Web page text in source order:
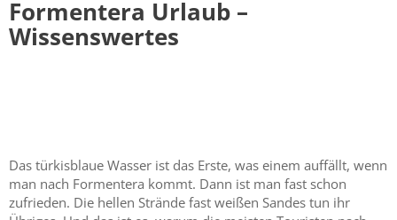
Formentera Urlaub –
Wissenswertes
Das türkisblaue Wasser ist das Erste, was einem auffällt, wenn
man nach Formentera kommt. Dann ist man fast schon
zufrieden. Die hellen Strände fast weißen Sandes tun ihr